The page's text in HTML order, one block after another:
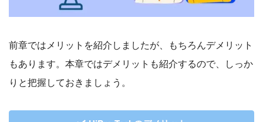
前章ではメリットを紹介しましたが、もちろんデメリット
もあります。本章ではデメリットも紹介するので、しっか
りと把握しておきましょう。